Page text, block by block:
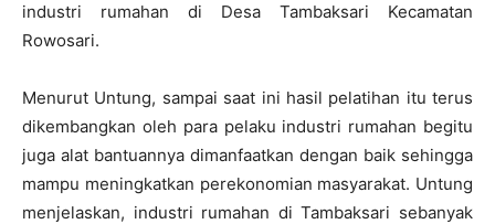
industri rumahan di Desa Tambaksari Kecamatan
Rowosari.
Menurut Untung, sampai saat ini hasil pelatihan itu terus
dikembangkan oleh para pelaku industri rumahan begitu
juga alat bantuannya dimanfaatkan dengan baik sehingga
mampu meningkatkan perekonomian masyarakat. Untung
menjelaskan, industri rumahan di Tambaksari sebanyak